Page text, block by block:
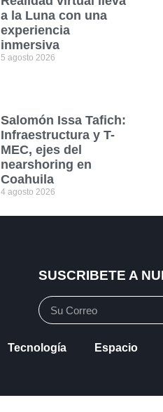
a la Luna con una
experiencia
inmersiva
5 agosto 2026
Salomón Issa Tafich:
Infraestructura y T-
MEC, ejes del
nearshoring en
Coahuila
4 agosto 2026
SUSCRIBETE A
Tecnología Espacio